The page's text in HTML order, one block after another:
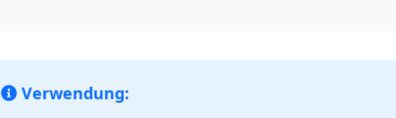
Verwendung: